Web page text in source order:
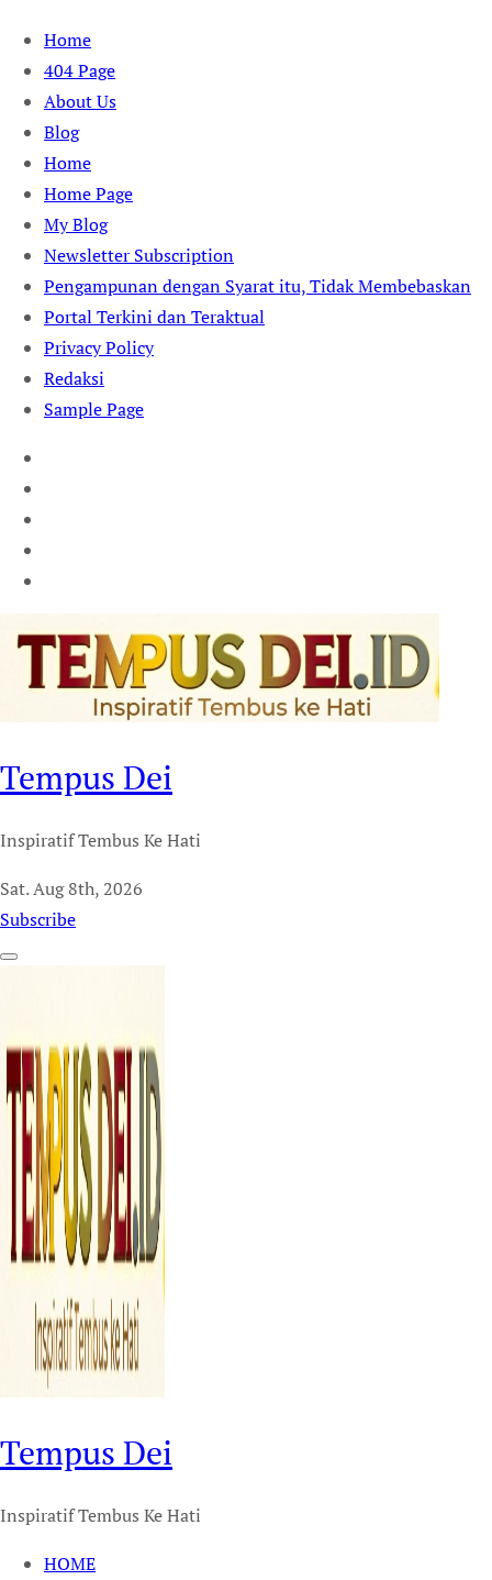
Skip
content
Home
404 Page
About Us
Blog
Home
Home Page
My Blog
Newsletter Subscription
Pengampunan dengan Syarat itu, Tidak Membebaskan
Portal Terkini dan Teraktual
Privacy Policy
Redaksi
Sample Page
Tempus Dei
Inspiratif Tembus Ke Hati
Sat. Aug 8th, 2026
Subscribe
Tempus Dei
Inspiratif Tembus Ke Hati
HOME